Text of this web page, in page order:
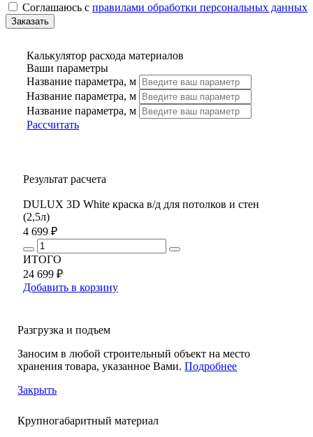
Соглашаюсь с правилами обработки персональных данных
Калькулятор расхода материалов
Ваши параметры
Название параметра, м
Название параметра, м
Название параметра, м
Рассчитать
Результат расчета
DULUX 3D White краска в/д для потолков и стен
(2,5л)
4 699 ₽
ИТОГО
24 699 ₽
Добавить в корзину
Разгрузка и подъем
Заносим в любой строительный объект на место
хранения товара, указанное Вами.Подробнее
Закрыть
Крупногабаритный материал